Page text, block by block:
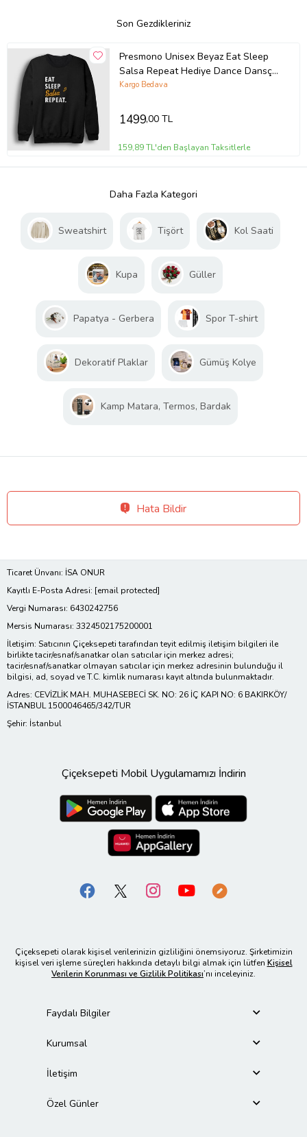
Son Gezdikleriniz
Presmono Unisex Beyaz Eat Sleep
Salsa Repeat Hediye Dance Dansçı
Sweatshirt 464472tt (Siyah)
Kargo Bedava
1499,00 TL
159,89 TL'den Başlayan Taksitlerle
Daha Fazla Kategori
Sweatshirt Tişört Kol Saati
Kupa Güller
Papatya - Gerbera Spor T-shirt
Dekoratif Plaklar Gümüş Kolye
Kamp Matara, Termos, Bardak
Hata Bildir
Ticaret Ünvanı: İSA ONUR
Kayıtlı E-Posta Adresi: [email protected]
Vergi Numarası: 6430242756
Mersis Numarası: 3324502175200001
İletişim: Satıcının Çiçeksepeti tarafından teyit edilmiş iletişim bilgileri ile
birlikte tacir/esnaf/sanatkar olan satıcılar için merkez adresi;
tacir/esnaf/sanatkar olmayan satıcılar için merkez adresinin bulunduğu il
bilgisi, ad, soyad ve T.C. kimlik numarası kayıt altında bulunmaktadır.
Adres: CEVİZLİK MAH. MUHASEBECİ SK. NO: 26 İÇ KAPI NO: 6 BAKIRKÖY/
İSTANBUL 1500046465/342/TUR
Şehir: İstanbul
Çiçeksepeti Mobil Uygulamamızı İndirin
Çiçeksepeti olarak kişisel verilerinizin gizliliğini önemsiyoruz. Şirketimizin
kişisel veri işleme süreçleri hakkında detaylı bilgi almak için lütfen Kişisel
Verilerin Korunması ve Gizlilik Politikası’nı inceleyiniz.
Faydalı Bilgiler
Kurumsal
İletişim
Özel Günler